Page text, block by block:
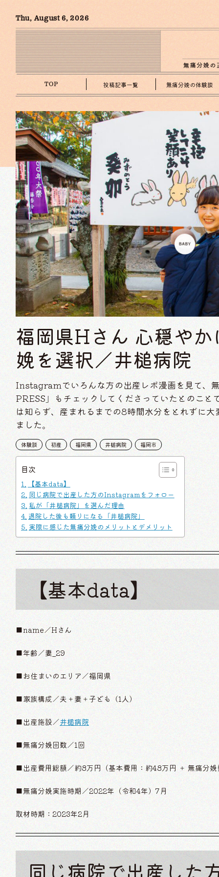
Thu, August 6, 2026
TOP 投稿記事一覧 無痛分娩の体験談
福岡県Hさん 心穏や
娩を選択／井槌病院
Instagramでいろんな方の出産レポ漫画を見て、
PRESS」もチェックしてくださっていたとのこ
は知らず、産まれるまでの8時間水分をとれずに
ました。
体験談 初産 福岡県 井槌病院 福岡市
目次
【基本data】
同じ病院で出産した方のInstagramをフォロー
私が「井槌病院」を選んだ理由
退院した後も頼りになる「井槌病院」
実際に感じた無痛分娩のメリットとデメリット
【基本data】
■name／Hさん
■年齢／妻_29
■お住まいのエリア／福岡県
■家族構成／夫＋妻＋子ども（1人）
■出産施設／井槌病院
■無痛分娩回数／1回
■出産費用総額／約8万円（基本費用：約48万円 ＋ 無痛分
■無痛分娩実施時期／2022年（令和4年）7月
取材時期：2023年2月
同じ病院で出産し